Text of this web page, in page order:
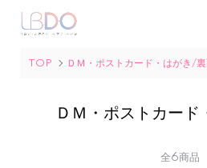
TOP ＤＭ・ポストカード・はがき/
ＤＭ・ポストカー
全6商品